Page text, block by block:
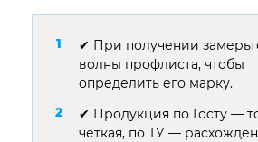
✔ При получении
волны профлиста, чтобы
определить его марку.
✔ Продукция по Госту —
четкая, по ТУ —